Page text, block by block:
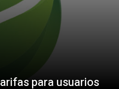
para usuarios